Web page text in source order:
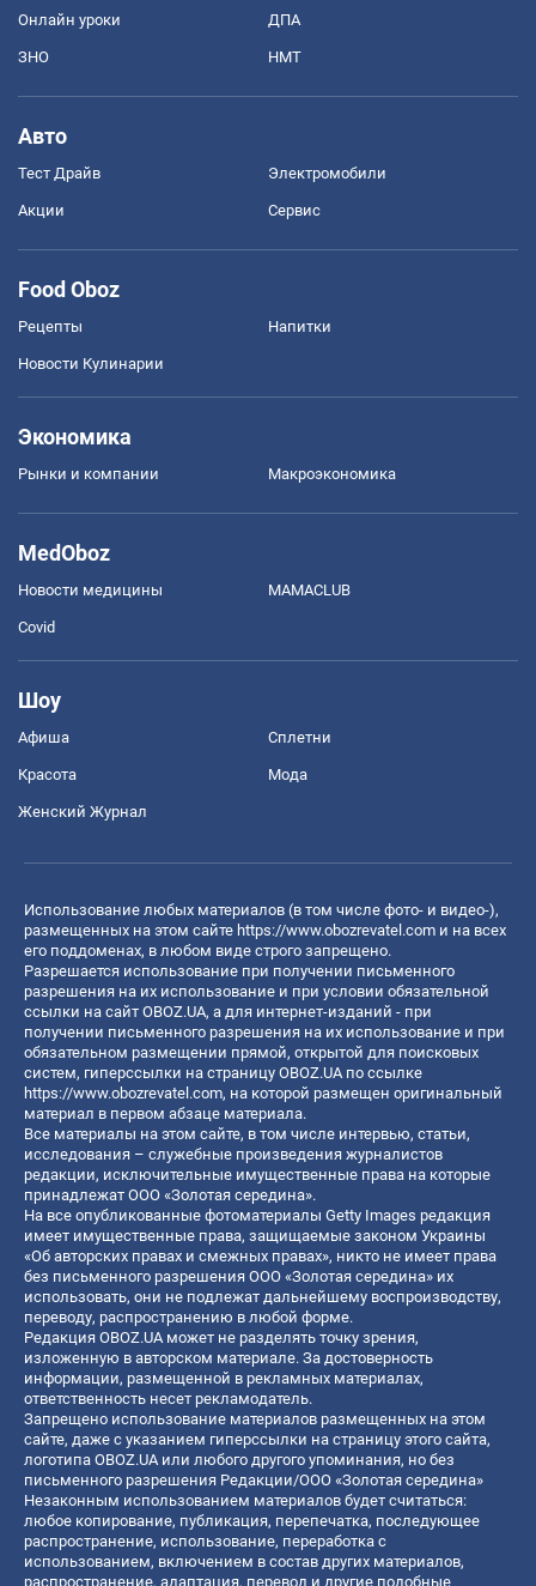
Онлайн уроки ДПА
ЗНО НМТ
Авто
Тест Драйв Электромобили
Акции Сервис
Food Oboz
Рецепты Напитки
Новости Кулинарии
Экономика
Рынки и компании Mакроэкономика
MedOboz
Новости медицины MAMACLUB
Covid
Шоу
Афиша Сплетни
Красота Мода
Женский Журнал
Использование любых материалов (в том числе фото- и видео-),
размещенных на этом сайте https://www.obozrevatel.com и на всех
его поддоменах, в любом виде строго запрещено.
Разрешается использование при получении письменного
разрешения на их использование и при условии обязательной
ссылки на сайт OBOZ.UA, а для интернет-изданий - при
получении письменного разрешения на их использование и при
обязательном размещении прямой, открытой для поисковых
систем, гиперссылки на страницу OBOZ.UA по ссылке
https://www.obozrevatel.com, на которой размещен оригинальный
материал в первом абзаце материала.
Все материалы на этом сайте, в том числе интервью, статьи,
исследования – служебные произведения журналистов
редакции, исключительные имущественные права на которые
принадлежат ООО «Золотая середина».
На все опубликованные фотоматериалы Getty Images редакция
имеет имущественные права, защищаемые законом Украины
«Об авторских правах и смежных правах», никто не имеет права
без письменного разрешения ООО «Золотая середина» их
использовать, они не подлежат дальнейшему воспроизводству,
переводу, распространению в любой форме.
Редакция OBOZ.UA может не разделять точку зрения,
изложенную в авторском материале. За достоверность
информации, размещенной в рекламных материалах,
ответственность несет рекламодатель.
Запрещено использование материалов размещенных на этом
сайте, даже с указанием гиперссылки на страницу этого сайта,
логотипа OBOZ.UA или любого другого упоминания, но без
письменного разрешения Редакции/ООО «Золотая середина»
Незаконным использованием материалов будет считаться:
любое копирование, публикация, перепечатка, последующее
распространение, использование, переработка с
использованием, включением в состав других материалов,
распространение, адаптация, перевод и другие подобные